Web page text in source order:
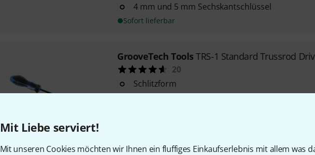
Mit Liebe serviert!
Mit unseren Cookies möchten wir Ihnen ein fluffiges Einkaufserlebnis mit allem was
4 mm und 5 mm Sechskantschlüssel
Sofort lieferbar
GrooveTech Tools TRS-1 Standard Trussrod
20
Schlitzform
speziell zum Justieren von Vintage-Halsstäben
zu beschädigen